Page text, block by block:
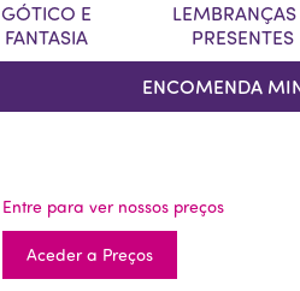
GÓTICO E
FANTASIA
LEMBRANÇAS
PRESENTES
ENCOMENDA
Entre para ver nossos preços
Aceder a Preços